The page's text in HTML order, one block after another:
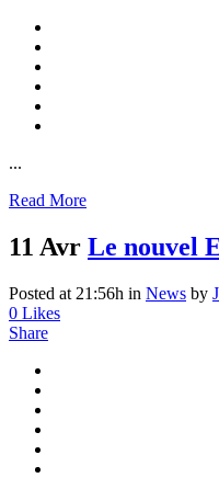
...
Read More
11 Avr Le nouvel
Posted at 21:56h in News by
0 Likes
Share